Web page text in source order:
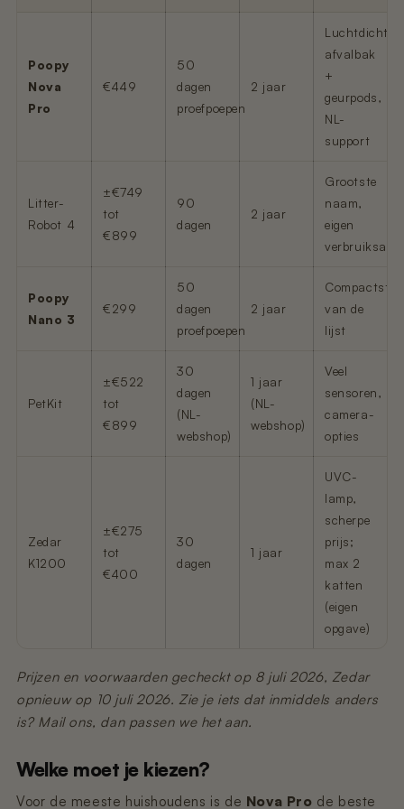
Poopy
Nova
Pro
€449
50
dagen
proefpoepen
2 jaar
Luchtdichte
afvalbak
+
geurpods,
NL-
support
Litter-
Robot 4
±€749
tot
€899
90
dagen
2 jaar
Grootste
naam,
eigen
Poopy
Nano 3
€299
50
dagen
proefpoepen
2 jaar
Compactste
van de
lijst
PetKit
±€522
tot
€899
30
dagen
(NL-
webshop)
1 jaar
(NL-
webshop)
Veel
sensoren,
camera-
opties
Zedar
K1200
±€275
tot
€400
30
dagen
1 jaar
UVC-
lamp,
scherpe
prijs;
max 2
katten
(eigen
opgave)
Prijzen en voorwaarden gecheckt op 8 juli 2026, Zedar
opnieuw op 10 juli 2026. Zie je iets dat inmiddels anders
is? Mail ons, dan passen we het aan.
Welke moet je kiezen?
Voor de meeste huishoudens is de Nova Pro de beste